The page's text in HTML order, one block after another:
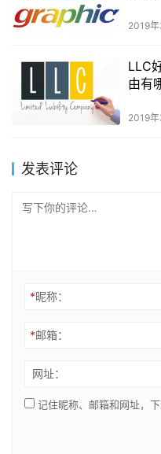
2019
LLC
由有
2019
发表评论
*昵称：
*邮箱：
网址：
记住昵称、邮箱和网址，